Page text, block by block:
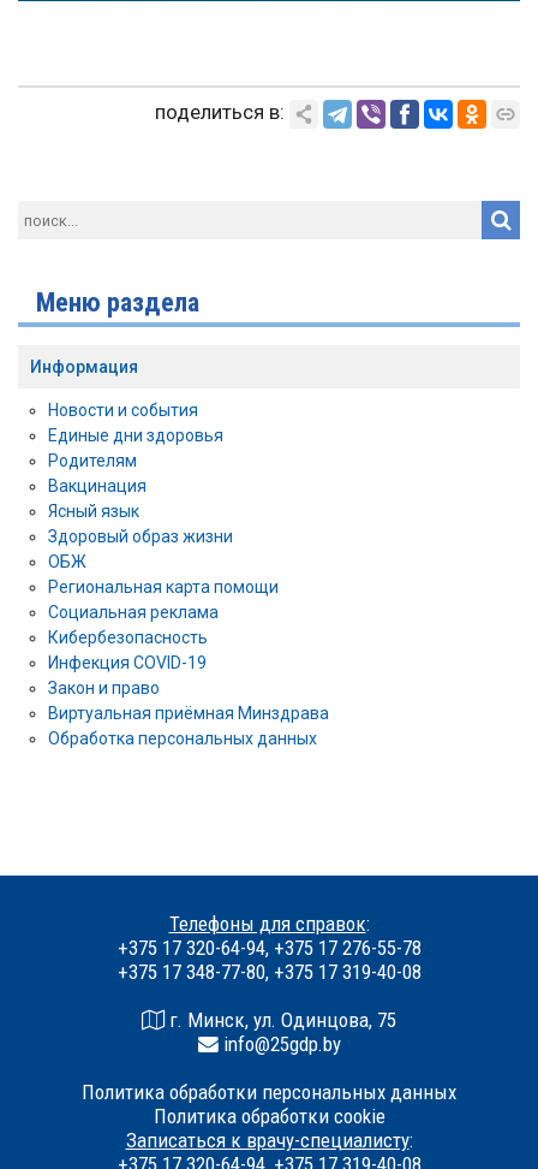
поделиться в:
Меню раздела
Информация
Новости и события
Единые дни здоровья
Родителям
Вакцинация
Ясный язык
Здоровый образ жизни
ОБЖ
Региональная карта помощи
Социальная реклама
Кибербезопасность
Инфекция COVID-19
Закон и право
Виртуальная приёмная Минздрава
Обработка персональных данных
Телефоны для справок:
+375 17 320-64-94, +375 17 276-55-78
+375 17 348-77-80, +375 17 319-40-08
г. Минск, ул. Одинцова, 75
info@25gdp.by
Политика обработки персональных данных
Политика обработки cookie
Записаться к врачу-специалисту: